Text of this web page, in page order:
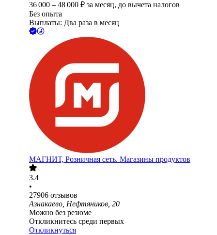
36 000 – 48 000 ₽ за месяц, до вычета налогов
Без опыта
Выплаты: Два раза в месяц
МАГНИТ, Розничная сеть. Магазины продуктов
3.4
•
27906 отзывов
Азнакаево, Нефтяников, 20
Можно без резюме
Откликнитесь среди первых
Откликнуться